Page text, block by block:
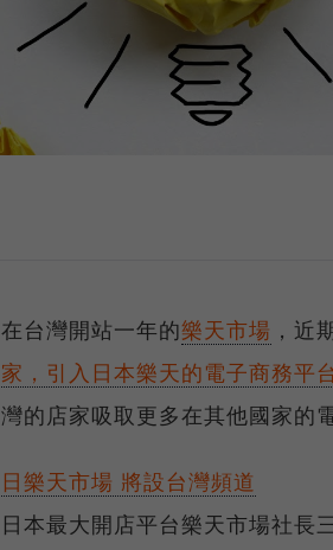
在台灣開站一年的樂天市場 ，近
家，引入日本樂天的電子商務平
灣的店家吸取更多在其他國家的
日樂天市場 將設台灣頻道
日本最大開店平台樂天市場社長